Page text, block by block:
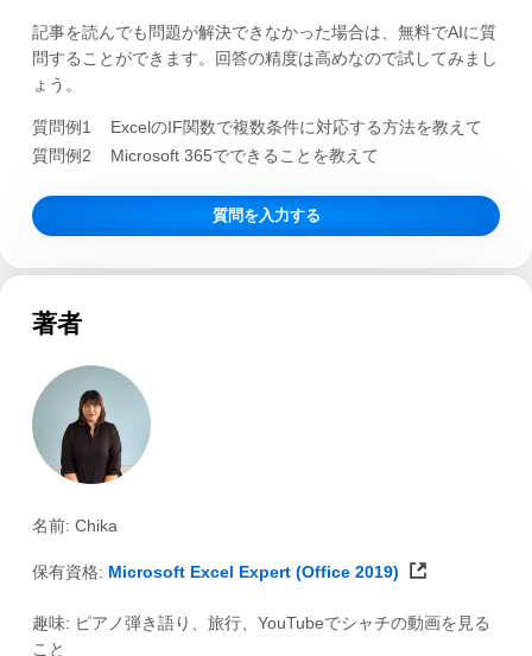
記事を読んでも問題が解決できなかった場合は、無料でAIに質
問することができます。回答の精度は高めなので試してみまし
ょう。
質問例1
ExcelのIF関数で複数条件に対応する方法を教えて
質問例2
Microsoft 365でできることを教えて
質問を入力する
著者
名前: Chika
保有資格: Microsoft Excel Expert (Office 2019)
趣味: ピアノ弾き語り、旅行、YouTubeでシャチの動画を見る
こと